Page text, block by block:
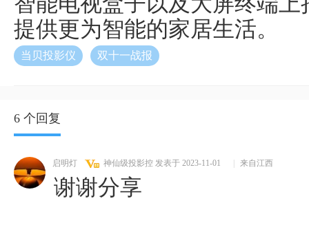
提供更为智能的家居生活。
当贝投影仪 双十一战报
6 个回复
启明灯 神仙级投影控 发表于 2023-11-01 来自江西
谢谢分享